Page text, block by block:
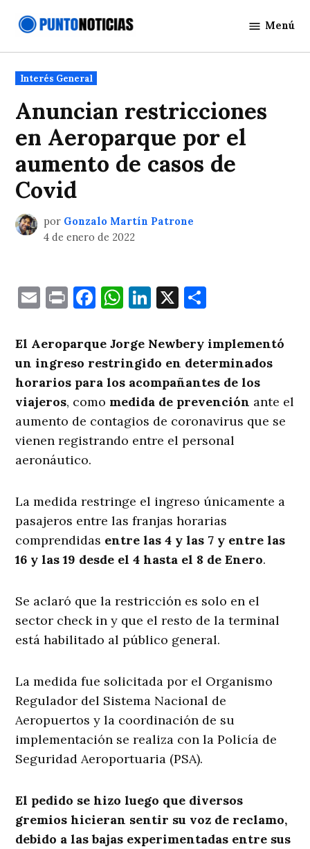
Noticias
Menú
Publicado
en
Interés General
Anuncian restricciones
en Aeroparque por el
aumento de casos de
Covid
por Gonzalo Martín Patrone
4 de enero de 2022
EmailPrintFacebook
WhatsApp
LinkedIn
X
El Aeroparque Jorge Newbery implementó
un ingreso restringido en determinados
horarios para los acompañantes de los
viajeros, como medida de prevención ante el
aumento de contagios de coronavirus que se
vienen registrando entre el personal
aeronáutico.
La medida restringe el ingreso únicamente a
pasajeros entre las franjas horarias
comprendidas entre las 4 y las 7 y entre las
16 y las 19 desde el 4 hasta el 8 de Enero.
Se aclaró que la restricción es solo en el
sector check in y que el resto de la terminal
está habilitado al público general.
La medida fue solicitada por el Organismo
Regulador del Sistema Nacional de
Aeropuertos y la coordinación de su
implementación se realiza con la Policía de
Seguridad Aeroportuaria (PSA).
El pedido se hizo luego que diversos
gremios hicieran sentir su voz de reclamo,
debido a las bajas experimentadas entre sus